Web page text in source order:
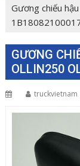
Gương chiếu
GƯƠNG
OLLIN250
truckvietnam